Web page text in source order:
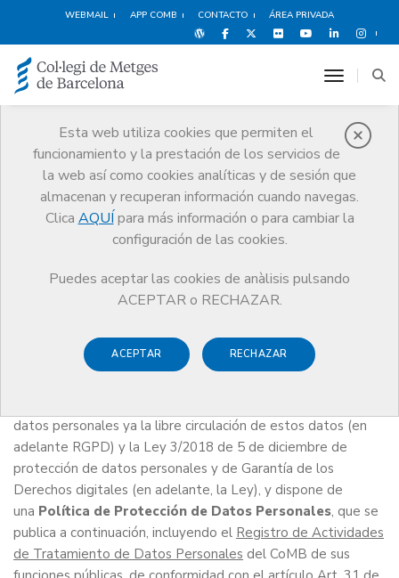
WEBMAIL APP COMB CONTACTO ÁREA PRIVADA
Esta web utiliza cookies que permiten el
funcionamiento y la prestación de los servicios de
la web así como cookies analíticas y de sesión que
almacenan y recuperan información cuando navegas.
Clica AQUÍ para más información o para cambiar la
configuración de las cookies.
Puedes aceptar las cookies de anàlisis pulsando
ACEPTAR o RECHAZAR.
ACEPTAR RECHAZAR
toggle
Política de
protección de datos
Política de protección de datos
CoMB) trata los datos personales de conformidad con el
Reglamento (UE) 2016/679, del Parlamento Europeo y del
datos personales ya la libre circulación de estos datos (en
adelante RGPD) y la Ley 3/2018 de 5 de diciembre de
protección de datos personales y de Garantía de los
Derechos digitales (en adelante, la Ley), y dispone de
una Política de Protección de Datos Personales, que se
publica a continuación, incluyendo el Registro de Actividades
de Tratamiento de Datos Personales del CoMB de sus